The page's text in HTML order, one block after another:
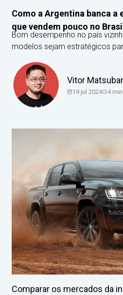
Como a Argentina banca a
que vendem pouco no Brasil
Bom desempenho no país
modelos sejam estratégicos
Vitor
19 jul 2024 4
Comparar os mercados da